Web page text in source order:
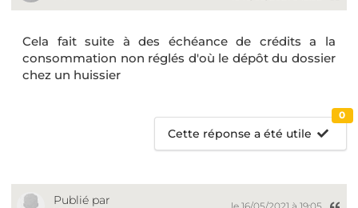
Cela fait suite à des échéance de crédits a la
consommation non réglés d'où le dépôt du dossier
chez un huissier
Cette réponse a été utile
0
Publié par le 16/05/2021 à 19:05